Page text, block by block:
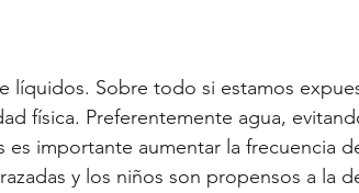
líquidos. Sobre todo si estamos
física. Preferentemente agua,
es importante aumentar la frecuencia
y los niños son propensos a la